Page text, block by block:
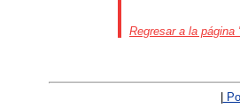
Regresar a la